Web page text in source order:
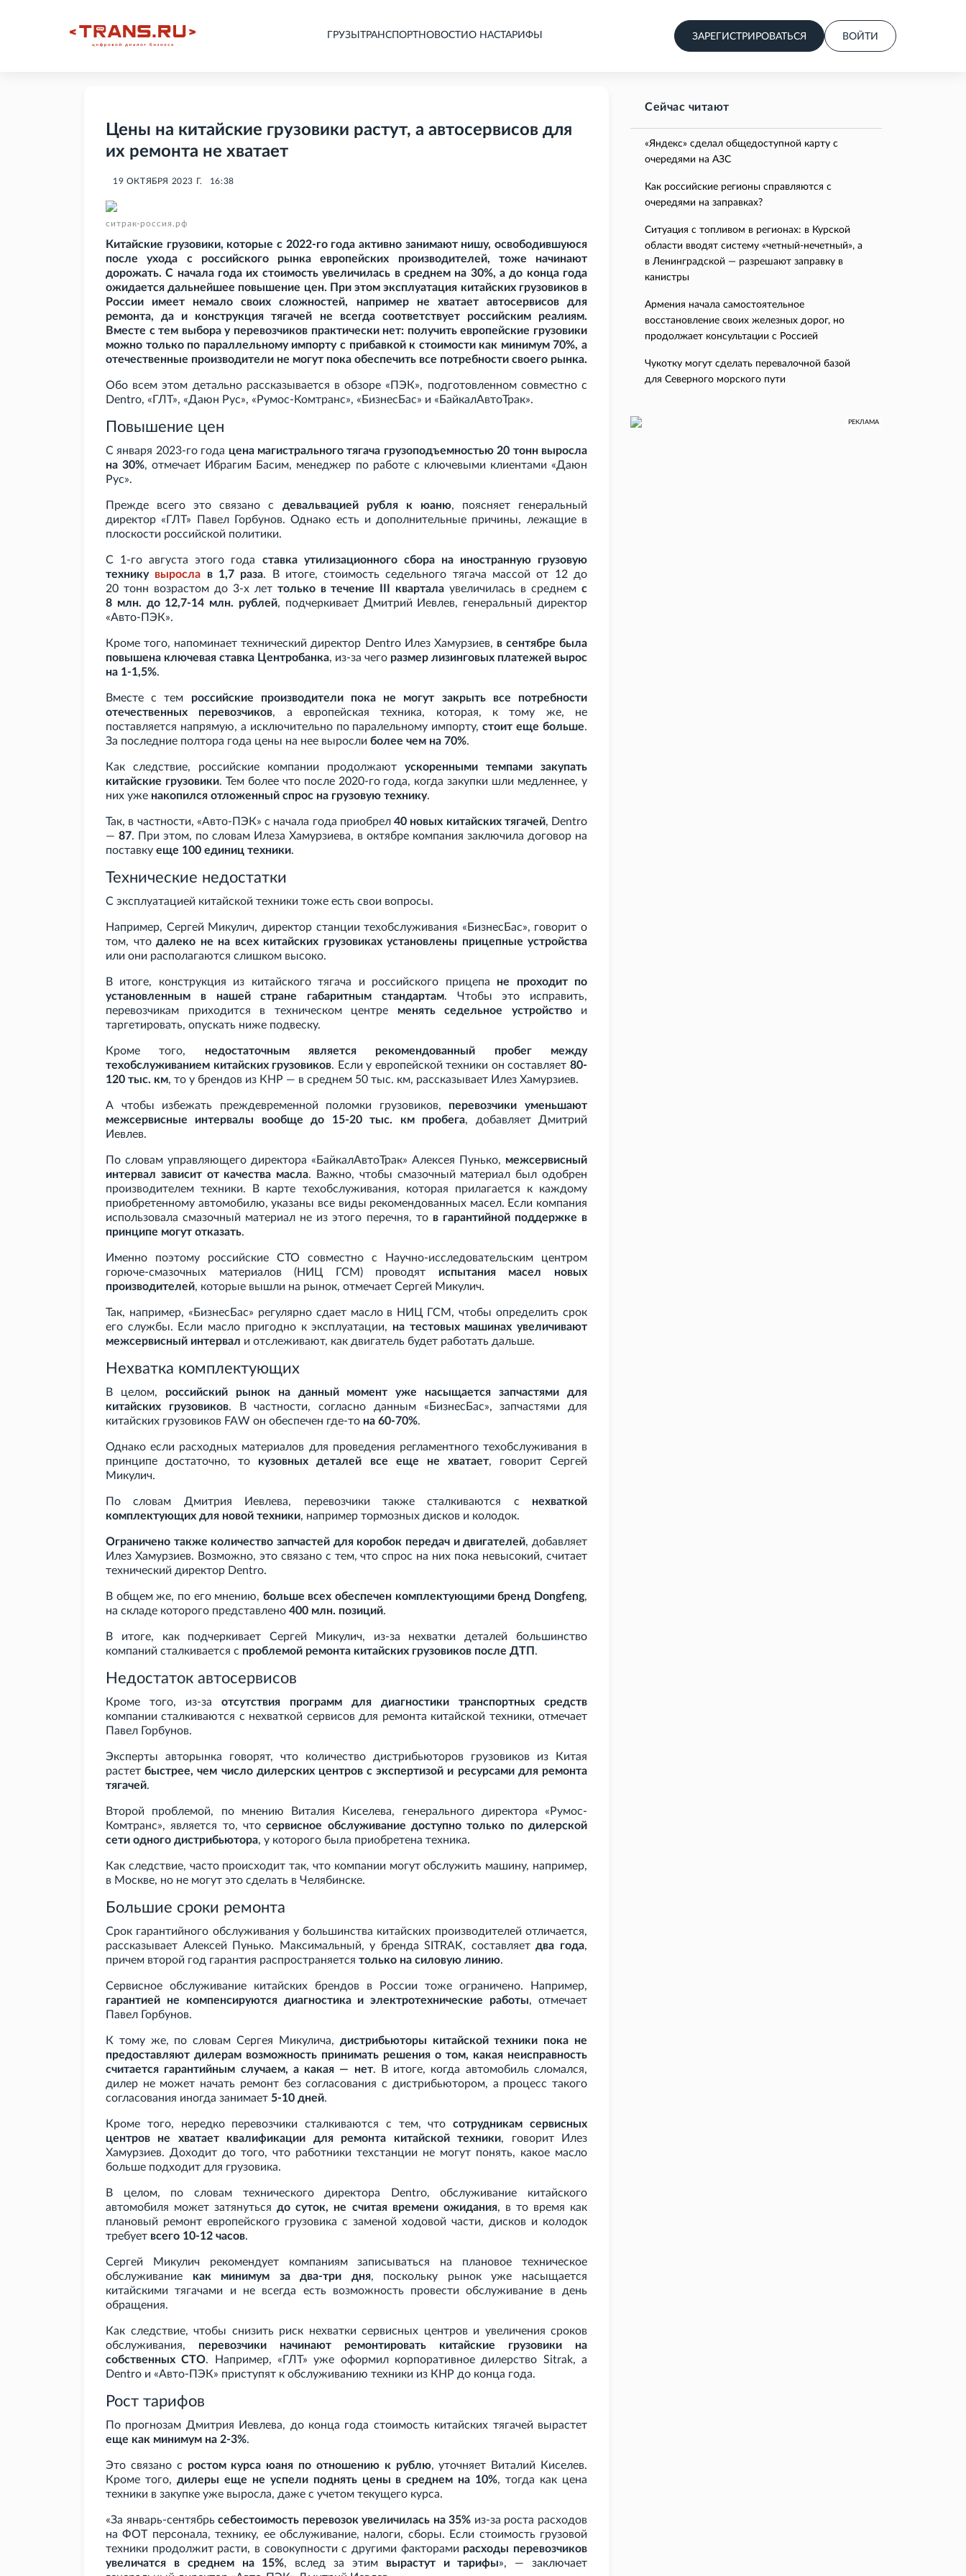
ГРУЗЫ ТРАНСПОРТНОВОСТИ О НАСТАРИФЫ ЗАРЕГИСТРИРОВАТЬСЯ ВОЙТИ
Цены на китайские грузовики растут, а автосервисов для
их ремонта не хватает
19 ОКТЯБРЯ 2023 Г. 16:38
ситрак-россия.рф
Китайские грузовики, которые с 2022-го года активно занимают нишу, освободившуюся
после ухода с российского рынка европейских производителей, тоже начинают
дорожать. С начала года их стоимость увеличилась в среднем на 30%, а до конца года
ожидается дальнейшее повышение цен. При этом эксплуатация китайских грузовиков в
России имеет немало своих сложностей, например не хватает автосервисов для
ремонта, да и конструкция тягачей не всегда соответствует российским реалиям.
Вместе с тем выбора у перевозчиков практически нет: получить европейские грузовики
можно только по параллельному импорту с прибавкой к стоимости как минимум 70%, а
отечественные производители не могут пока обеспечить все потребности своего рынка.
Обо всем этом детально рассказывается в обзоре «ПЭК», подготовленном совместно с
Dentro, «ГЛТ», «Даюн Рус», «Румос-Комтранс», «БизнесБас» и «БайкалАвтоТрак».
Повышение цен
С января 2023-го года цена магистрального тягача грузоподъемностью 20 тонн выросла
на 30%, отмечает Ибрагим Басим, менеджер по работе с ключевыми клиентами «Даюн
Рус».
Прежде всего это связано с девальвацией рубля к юаню, поясняет генеральный
директор «ГЛТ» Павел Горбунов. Однако есть и дополнительные причины, лежащие в
плоскости российской политики.
С 1-го августа этого года ставка утилизационного сбора на иностранную грузовую
технику выросла в 1,7 раза. В итоге, стоимость седельного тягача массой от 12 до
20 тонн возрастом до 3-х лет только в течение III квартала увеличилась в среднемс
8 млн. до 12,7-14 млн. рублей, подчеркивает Дмитрий Иевлев, генеральный директор
«Авто-ПЭК».
Кроме того, напоминает технический директор Dentro Илез Хамурзиев, в сентябре была
повышена ключевая ставка Центробанка, из-за чего размер лизинговых платежей вырос
на 1-1,5%.
Вместе с тем российские производители пока не могут закрыть все потребности
отечественных перевозчиков, а европейская техника, которая, к тому же, не
поставляется напрямую, а исключительно по паралельному импорту,стоит еще больше.
За последние полтора года цены на нее выросли более чем на 70%.
Как следствие, российские компании продолжают ускоренными темпами закупать
китайские грузовики. Тем более что после 2020-го года, когда закупки шли медленнее, у
них уже накопился отложенный спрос на грузовую технику.
Так, в частности, «Авто-ПЭК» с начала года приобрел 40 новых китайских тягачей, Dentro
— 87. При этом, по словам Илеза Хамурзиева, в октябре компания заключила договор на
поставку еще 100 единиц техники.
Технические недостатки
С эксплуатацией китайской техники тоже есть свои вопросы.
Например, Сергей Микулич, директор станции техобслуживания «БизнесБас», говорит о
том, что далеко не на всех китайских грузовиках установлены прицепные устройства
или они располагаются слишком высоко.
В итоге, конструкция из китайского тягача и российского прицепа не проходит по
установленным в нашей стране габаритным стандартам. Чтобы это исправить,
перевозчикам приходится в техническом центре менять седельное устройствои
таргетировать, опускать ниже подвеску.
Кроме того, недостаточным является рекомендованный пробег между
техобслуживанием китайских грузовиков. Если у европейской техники он составляет80-
120 тыс. км, то у брендов из КНР — в среднем 50 тыс. км, рассказывает Илез Хамурзиев.
А чтобы избежать преждевременной поломки грузовиков, перевозчики уменьшают
межсервисные интервалы вообще до 15-20 тыс. км пробега, добавляет Дмитрий
Иевлев.
По словам управляющего директора «БайкалАвтоТрак» Алексея Пунько, межсервисный
интервал зависит от качества масла. Важно, чтобы смазочный материал был одобрен
производителем техники. В карте техобслуживания, которая прилагается к каждому
приобретенному автомобилю, указаны все виды рекомендованных масел. Если компания
использовала смазочный материал не из этого перечня, то в гарантийной поддержке в
принципе могут отказать.
Именно поэтому российские СТО совместно с Научно-исследовательским центром
горюче-смазочных материалов (НИЦ ГСМ) проводят испытания масел новых
производителей, которые вышли на рынок, отмечает Сергей Микулич.
Так, например, «БизнесБас» регулярно сдает масло в НИЦ ГСМ, чтобы определить срок
его службы. Если масло пригодно к эксплуатации, на тестовых машинах увеличивают
межсервисный интервал и отслеживают, как двигатель будет работать дальше.
Нехватка комплектующих
В целом, российский рынок на данный момент уже насыщается запчастями для
китайских грузовиков. В частности, согласно данным «БизнесБас», запчастями для
китайских грузовиков FAW он обеспечен где-то на 60-70%.
Однако если расходных материалов для проведения регламентного техобслуживания в
принципе достаточно, то кузовных деталей все еще не хватает, говорит Сергей
Микулич.
По словам Дмитрия Иевлева, перевозчики также сталкиваются с нехваткой
комплектующих для новой техники, например тормозных дисков и колодок.
Ограничено также количество запчастей для коробок передач и двигателей, добавляет
Илез Хамурзиев. Возможно, это связано с тем, что спрос на них пока невысокий, считает
технический директор Dentro.
В общем же, по его мнению, больше всех обеспечен комплектующими бренд Dongfeng,
на складе которого представлено 400 млн. позиций.
В итоге, как подчеркивает Сергей Микулич, из-за нехватки деталей большинство
компаний сталкивается с проблемой ремонта китайских грузовиков после ДТП .
Недостаток автосервисов
Кроме того, из-за отсутствия программ для диагностики транспортных средств
компании сталкиваются с нехваткой сервисов для ремонта китайской техники, отмечает
Павел Горбунов.
Эксперты авторынка говорят, что количество дистрибьюторов грузовиков из Китая
растетбыстрее, чем число дилерских центров с экспертизой и ресурсами для ремонта
тягачей.
Второй проблемой, по мнению Виталия Киселева, генерального директора «Румос-
Комтранс», является то, чтосервисное обслуживание доступно только по дилерской
сети одного дистрибьютора, у которого была приобретена техника.
Как следствие, часто происходит так, что компании могут обслужить машину, например,
в Москве, но не могут это сделать в Челябинске.
Большие сроки ремонта
Срок гарантийного обслуживания у большинства китайских производителей отличается,
рассказывает Алексей Пунько. Максимальный, у бренда SITRAK, составляетдва года,
причем второй год гарантия распространяется только на силовую линию.
Сервисное обслуживание китайских брендов в России тоже ограничено. Например,
гарантией не компенсируются диагностика и электротехнические работы, отмечает
Павел Горбунов.
К тому же, по словам Сергея Микулича, дистрибьюторы китайской техники пока не
предоставляют дилерам возможность принимать решения о том, какая неисправность
считается гарантийным случаем, а какая — нет. В итоге, когда автомобиль сломался,
дилер не может начать ремонт без согласования с дистрибьютором, а процесс такого
согласования иногда занимает 5-10 дней.
Кроме того, нередко перевозчики сталкиваются с тем, чтосотрудникам сервисных
центров не хватает квалификации для ремонта китайской техники, говорит Илез
Хамурзиев. Доходит до того, что работники техстанции не могут понять, какое масло
больше подходит для грузовика.
В целом, по словам технического директора Dentro, обслуживание китайского
автомобиля может затянутьсядо суток, не считая времени ожидания, в то время как
плановый ремонт европейского грузовика с заменой ходовой части, дисков и колодок
требует всего 10-12 часов.
Сергей Микулич рекомендует компаниям записываться на плановое техническое
обслуживание как минимум за два-три дня, поскольку рынок уже насыщается
китайскими тягачами и не всегда есть возможность провести обслуживание в день
обращения.
Как следствие, чтобы снизить риск нехватки сервисных центров и увеличения сроков
обслуживания, перевозчики начинают ремонтировать китайские грузовики на
собственных СТО. Например, «ГЛТ» уже оформил корпоративное дилерство Sitrak, а
Dentro и «Авто-ПЭК» приступят к обслуживанию техники из КНР до конца года.
Рост тарифов
По прогнозам Дмитрия Иевлева, до конца года стоимость китайских тягачей вырастет
еще как минимум на 2-3%.
Это связано с ростом курса юаня по отношению к рублю, уточняет Виталий Киселев.
Кроме того, дилеры еще не успели поднять цены в среднем на 10%, тогда как цена
техники в закупке уже выросла, даже с учетом текущего курса.
«За январь-сентябрьсебестоимость перевозок увеличилась на 35% из-за роста расходов
на ФОТ персонала, технику, ее обслуживание, налоги, сборы. Если стоимость грузовой
техники продолжит расти, в совокупности с другими факторами расходы перевозчиков
увеличатся в среднем на 15%, вслед за этим вырастут и тарифы», — заключает
Сейчас читают
«Яндекс» сделал общедоступной карту с
очередями на АЗС
Как российские регионы справляются с
очередями на заправках?
Ситуация с топливом в регионах: в Курской
области вводят систему «четный-нечетный», а
в Ленинградской — разрешают заправку в
канистры
Армения начала самостоятельное
восстановление своих железных дорог, но
продолжает консультации с Россией
Чукотку могут сделать перевалочной базой
для Северного морского пути
РЕКЛАМА